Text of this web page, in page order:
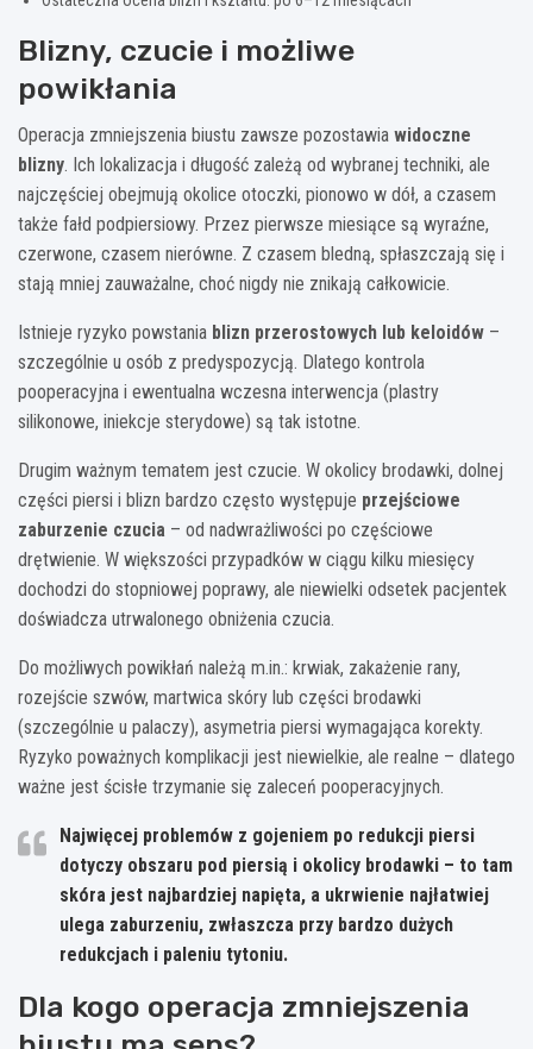
Blizny, czucie i możliwe
powikłania
Operacja zmniejszenia biustu zawsze pozostawia widoczne
blizny. Ich lokalizacja i długość zależą od wybranej techniki, ale
najczęściej obejmują okolice otoczki, pionowo w dół, a czasem
także fałd podpiersiowy. Przez pierwsze miesiące są wyraźne,
czerwone, czasem nierówne. Z czasem bledną, spłaszczają się i
stają mniej zauważalne, choć nigdy nie znikają całkowicie.
Istnieje ryzyko powstania blizn przerostowych lub keloidów –
szczególnie u osób z predyspozycją. Dlatego kontrola
pooperacyjna i ewentualna wczesna interwencja (plastry
silikonowe, iniekcje sterydowe) są tak istotne.
Drugim ważnym tematem jest czucie. W okolicy brodawki, dolnej
części piersi i blizn bardzo często występuje przejściowe
zaburzenie czucia – od nadwrażliwości po częściowe
drętwienie. W większości przypadków w ciągu kilku miesięcy
dochodzi do stopniowej poprawy, ale niewielki odsetek pacjentek
doświadcza utrwalonego obniżenia czucia.
Do możliwych powikłań należą m.in.: krwiak, zakażenie rany,
rozejście szwów, martwica skóry lub części brodawki
(szczególnie u palaczy), asymetria piersi wymagająca korekty.
Ryzyko poważnych komplikacji jest niewielkie, ale realne – dlatego
ważne jest ścisłe trzymanie się zaleceń pooperacyjnych.
Najwięcej problemów z gojeniem po redukcji piersi
dotyczy obszaru pod piersią i okolicy brodawki – to tam
skóra jest najbardziej napięta, a ukrwienie najłatwiej
ulega zaburzeniu, zwłaszcza przy bardzo dużych
redukcjach i paleniu tytoniu.
Dla kogo operacja zmniejszenia